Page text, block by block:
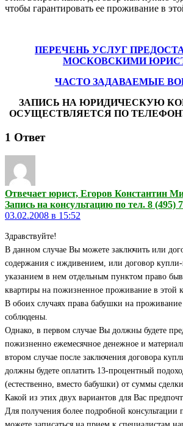
чтобы гарантировать ее проживание в
ПЕРЕЧЕНЬ УСЛУГ
МОСКОВСКИМИ
ЧАСТО ЗАДАВАЕМЫЕ
ЗАПИСЬ НА ЮРИДИЧЕСКУЮ
ОСУЩЕСТВЛЯЕТСЯ ПО
1 Ответ
Отвечает юрист, Егоров Константин
Запись на консультацию по тел. 8 (495)
03.02.2008 в 15:52
Здравствуйте!
В данном случае Вы можете заключить или
содержания с иждивением, или договор
указанием в нем отдельным пунктом право
квартиры на пожизненное проживание в этой
В обоих случаях права бабушки на проживание
соблюдены.
Однако, в первом случае Вы должны будете
пожизненно ежемесячное денежное и
втором случае после заключения договора
должны будете оплатить 13-процентный
(естественно, вместо бабушки) от суммы
Какой из этих двух вариантов для Вас
Для получения более подробной